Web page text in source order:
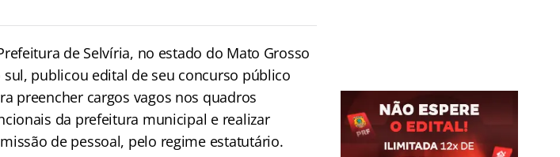
de Selvíria, no estado do Mato Grosso
sul, publicou edital de seu concurso público
preencher cargos vagos nos quadros
da prefeitura municipal e realizar
de pessoal, pelo regime estatutário.